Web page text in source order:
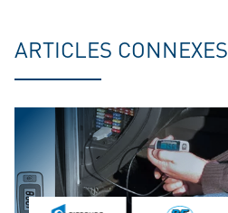
ARTICLES CONNEXES